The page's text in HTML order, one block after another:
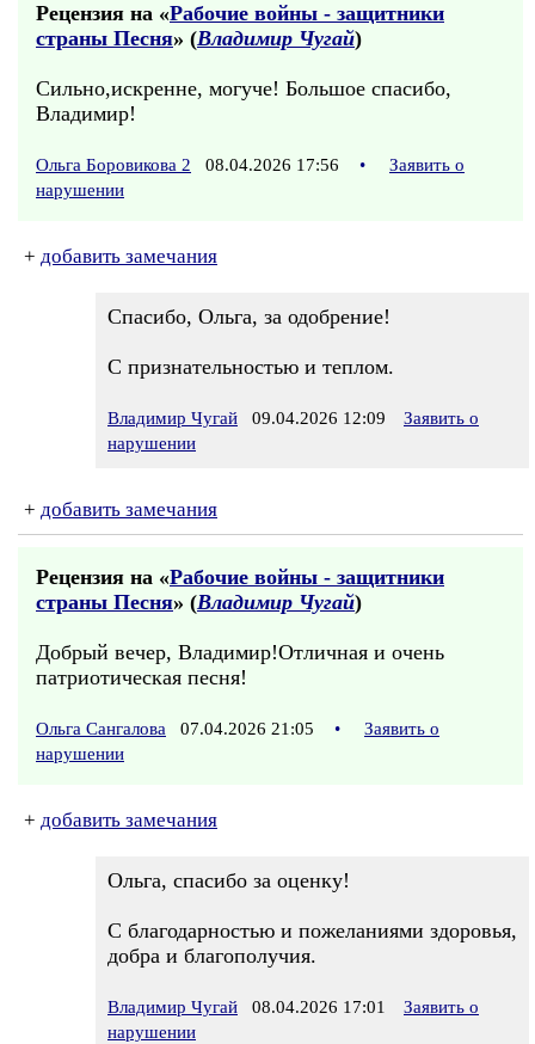
Рецензия на «Рабочие войны - защитники
страны Песня» (Владимир Чугай)
Сильно,искренне, могуче! Большое спасибо,
Владимир!
Ольга Боровикова 2 08.04.2026 17:56 •
Заявить о
нарушении
+ добавить замечания
Спасибо, Ольга, за одобрение!
С признательностью и теплом.
Владимир Чугай 09.04.2026 12:09
Заявить о
нарушении
+ добавить замечания
Рецензия на «Рабочие войны - защитники
страны Песня» (Владимир Чугай)
Добрый вечер, Владимир!Отличная и очень
патриотическая песня!
Ольга Сангалова 07.04.2026 21:05 •
Заявить о
нарушении
+ добавить замечания
Ольга, спасибо за оценку!
С благодарностью и пожеланиями здоровья,
добра и благополучия.
Владимир Чугай 08.04.2026 17:01
Заявить о
нарушении